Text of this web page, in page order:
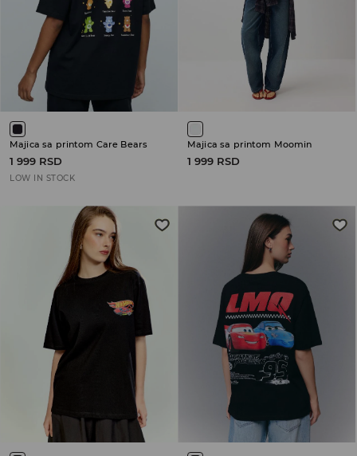
Majica sa printom Care Bears
1 999 RSD
LOW IN STOCK
Majica sa printom Moomin
1 999 RSD